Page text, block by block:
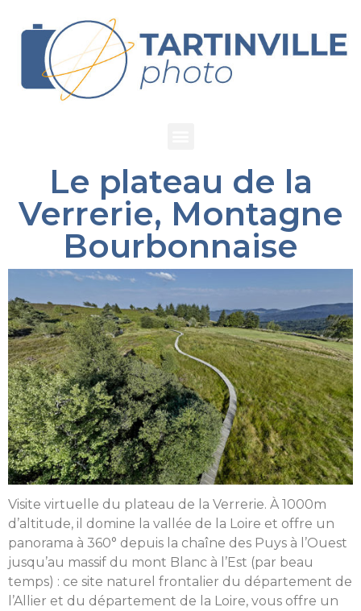
Le plateau de la
Verrerie, Montagne
Bourbonnaise
Visite virtuelle du plateau de la Verrerie. À 1000m
d’altitude, il domine la vallée de la Loire et offre un
panorama à 360° depuis la chaîne des Puys à l’Ouest
jusqu’au massif du mont Blanc à l’Est (par beau
temps) : ce site naturel frontalier du département de
l’Allier et du département de la Loire, vous offre un